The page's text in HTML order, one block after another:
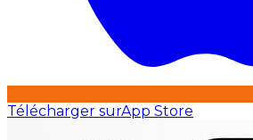
Télécharger surApp Store